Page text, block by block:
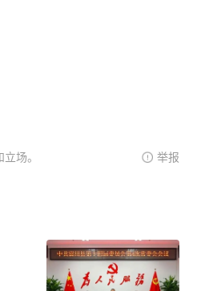
场。 举报